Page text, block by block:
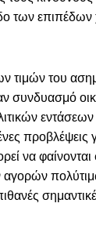
των επιπέδων
τιμών του
συνδυασμό
εντάσεων
προβλέψεις
να φαίνονται
αγορών